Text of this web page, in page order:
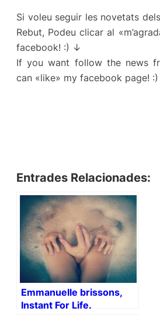
Si voleu seguir les novetats
Rebut, Podeu clicar al
facebook! :) ↓
If you want follow the news
can «like» my facebook page!
Entrades Relacionades:
Emmanuelle brissons,
Instant For Life.